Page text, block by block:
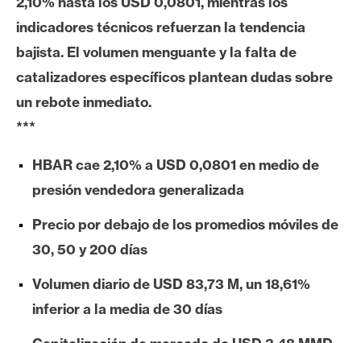
c
o
i
h
e
e
u
I
indicadores técnicos refuerzan la tendencia
bajista. El volumen menguante y la falta de
catalizadores específicos plantean dudas sobre
un rebote inmediato.
***
HBAR cae 2,10% a USD 0,0801 en medio de
presión vendedora generalizada
Precio por debajo de los promedios móviles de
30, 50 y 200 días
Volumen diario de USD 83,73 M, un 18,61%
inferior a la media de 30 días